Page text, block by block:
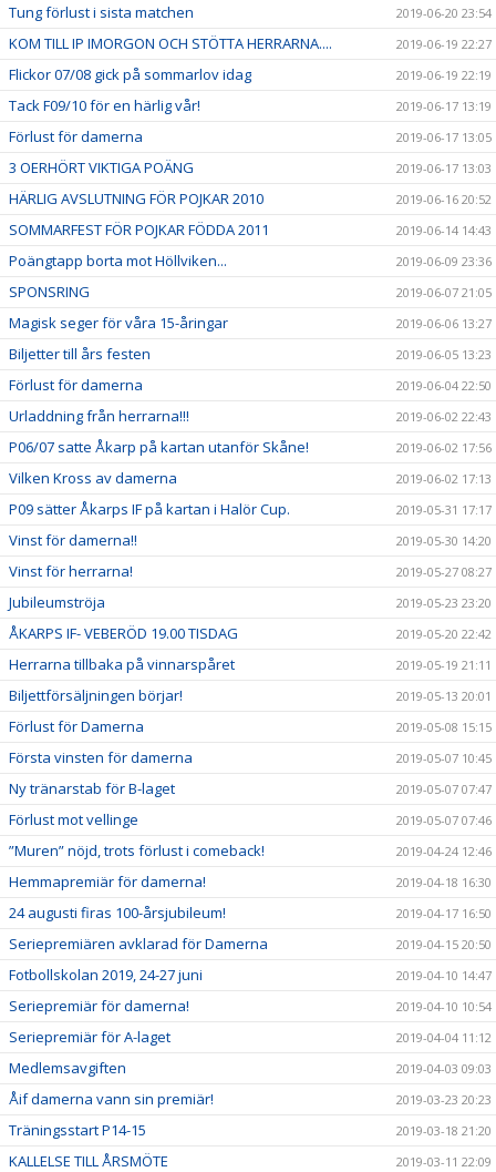
Tung förlust i sista matchen 2019-06-20 23:54
KOM TILL IP IMORGON OCH STÖTTA HERRARNA.... 2019-06-19 22:27
Flickor 07/08 gick på sommarlov idag 2019-06-19 22:19
Tack F09/10 för en härlig vår! 2019-06-17 13:19
Förlust för damerna 2019-06-17 13:05
3 OERHÖRT VIKTIGA POÄNG 2019-06-17 13:03
HÄRLIG AVSLUTNING FÖR POJKAR 2010 2019-06-16 20:52
SOMMARFEST FÖR POJKAR FÖDDA 2011 2019-06-14 14:43
Poängtapp borta mot Höllviken... 2019-06-09 23:36
SPONSRING 2019-06-07 21:05
Magisk seger för våra 15-åringar 2019-06-06 13:27
Biljetter till års festen 2019-06-05 13:23
Förlust för damerna 2019-06-04 22:50
Urladdning från herrarna!!! 2019-06-02 22:43
P06/07 satte Åkarp på kartan utanför Skåne! 2019-06-02 17:56
Vilken Kross av damerna 2019-06-02 17:13
P09 sätter Åkarps IF på kartan i Halör Cup. 2019-05-31 17:17
Vinst för damerna!! 2019-05-30 14:20
Vinst för herrarna! 2019-05-27 08:27
Jubileumströja 2019-05-23 23:20
ÅKARPS IF- VEBERÖD 19.00 TISDAG 2019-05-20 22:42
Herrarna tillbaka på vinnarspåret 2019-05-19 21:11
Biljettförsäljningen börjar! 2019-05-13 20:01
Förlust för Damerna 2019-05-08 15:15
Första vinsten för damerna 2019-05-07 10:45
Ny tränarstab för B-laget 2019-05-07 07:47
Förlust mot vellinge 2019-05-07 07:46
”Muren” nöjd, trots förlust i comeback! 2019-04-24 12:46
Hemmapremiär för damerna! 2019-04-18 16:30
24 augusti firas 100-årsjubileum! 2019-04-17 16:50
Seriepremiären avklarad för Damerna 2019-04-15 20:50
Fotbollskolan 2019, 24-27 juni 2019-04-10 14:47
Seriepremiär för damerna! 2019-04-10 10:54
Seriepremiär för A-laget 2019-04-04 11:12
Medlemsavgiften 2019-04-03 09:03
Åif damerna vann sin premiär! 2019-03-23 20:23
Träningsstart P14-15 2019-03-18 21:20
KALLELSE TILL ÅRSMÖTE 2019-03-11 22:09